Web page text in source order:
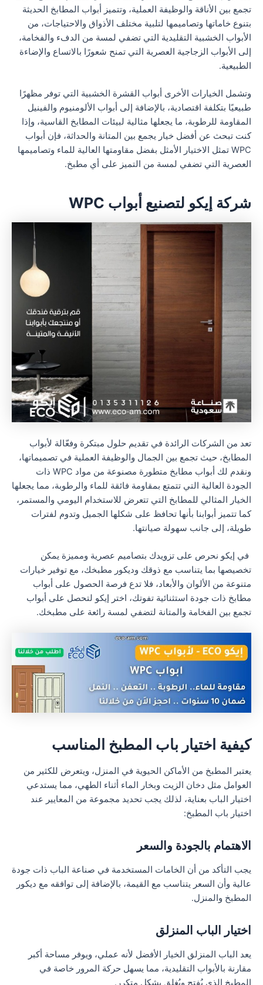
تجمع بين الأناقة والوظيفة العملية، وتتميز أبواب المطابخ الحديثة
بتنوع خاماتها وتصاميمها لتلبية مختلف الأذواق والاحتياجات، من
الأبواب الخشبية التقليدية التي تضفي لمسة من الدفء والفخامة،
إلى الأبواب الزجاجية العصرية التي تمنح شعورًا بالاتساع والإضاءة
الطبيعية.
وتشمل الخيارات الأخرى أبواب القشرة الخشبية التي توفر مظهرًا
طبيعيًا بتكلفة اقتصادية، بالإضافة إلى أبواب الألومنيوم والفينيل
المقاومة للرطوبة، ما يجعلها مثالية لبيئات المطابخ القاسية، وإذا
كنت تبحث عن أفضل خيار يجمع بين المتانة والحداثة، فإن أبواب
WPC تمثل الاختيار الأمثل بفضل مقاومتها العالية للماء وتصاميمها
العصرية التي تضفي لمسة من التميز على أي مطبخ.
شركة إيكو لتصنيع أبواب WPC
تعد من الشركات الرائدة في تقديم حلول مبتكرة وفعّالة لأبواب
المطابخ، حيث تجمع بين الجمال والوظيفة العملية في تصميماتها،
ونقدم لك أبواب مطابخ متطورة مصنوعة من مواد WPC ذات
الجودة العالية التي تتمتع بمقاومة فائقة للماء والرطوبة، مما يجعلها
الخيار المثالي للمطابخ التي تتعرض للاستخدام اليومي والمستمر،
كما تتميز أبوابنا بأنها تحافظ على شكلها الجميل وتدوم لفترات
طويلة، إلى جانب سهولة صيانتها.
في إيكو نحرص على تزويدك بتصاميم عصرية ومميزة يمكن
تخصيصها بما يتناسب مع ذوقك وديكور مطبخك، مع توفير خيارات
متنوعة من الألوان والأبعاد، فلا تدع فرصة الحصول على أبواب
مطابخ ذات جودة استثنائية تفوتك، اختر إيكو لتحصل على أبواب
تجمع بين الفخامة والمتانة لتضفي لمسة رائعة على مطبخك.
كيفية اختيار باب المطبخ المناسب
يعتبر المطبخ من الأماكن الحيوية في المنزل، ويتعرض للكثير من
العوامل مثل دخان الزيت وبخار الماء أثناء الطهي، مما يستدعي
اختيار الباب بعناية، لذلك يجب تحديد مجموعة من المعايير عند
اختيار باب المطبخ:
الاهتمام بالجودة والسعر
يجب التأكد من أن الخامات المستخدمة في صناعة الباب ذات جودة
عالية وأن السعر يتناسب مع القيمة، بالإضافة إلى توافقه مع ديكور
المطبخ والمنزل.
اختيار الباب المنزلق
يعد الباب المنزلق الخيار الأفضل لأنه عملي، ويوفر مساحة أكبر
مقارنة بالأبواب التقليدية، مما يسهل حركة المرور خاصة في
المطبخ الذي يُفتح ويُغلق بشكل متكرر.